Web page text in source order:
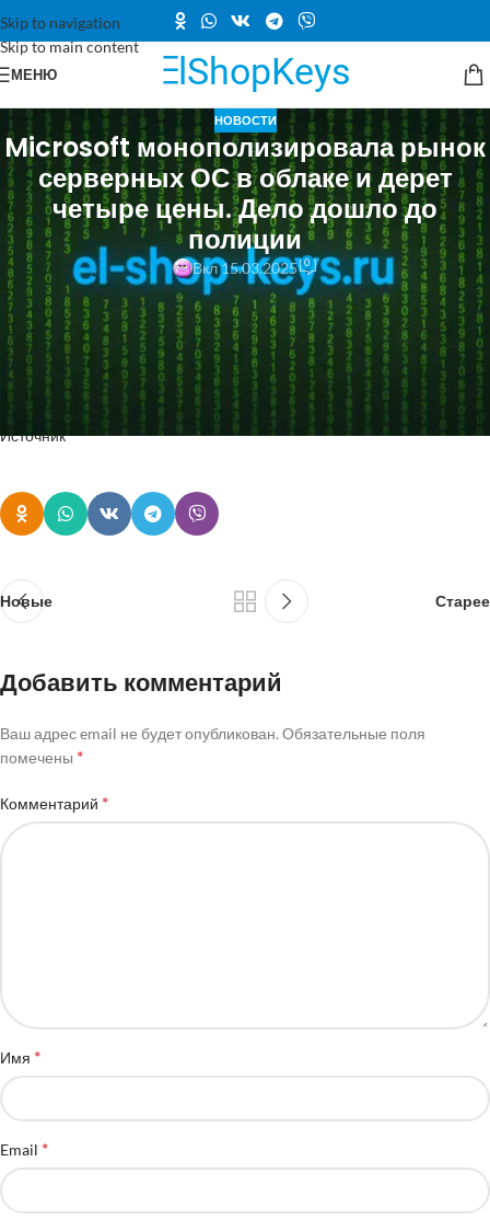
Skip to navigation
Skip to main content
МЕНЮ
НОВОСТИ
Microsoft монополизировала рынок
серверных ОС в облаке и дерет
четыре цены. Дело дошло до
полиции
Вкл 15.03.2025 0
windows /’> Microsoft в антимонопольную полицию. Она продает ее
облачным клиентам лицензии на Windows Serverв четыре раза
дороже, чем тем, кто пользуется ее собственным облаком
Azure
Полноценных альтернатив Windows Server
в ассортименте Amazon
иGoogle нет.
Источник
Новые Старее
Добавить комментарий
Ваш адрес email не будет опубликован. Обязательные поля
помечены *
Комментарий *
Имя *
Email *